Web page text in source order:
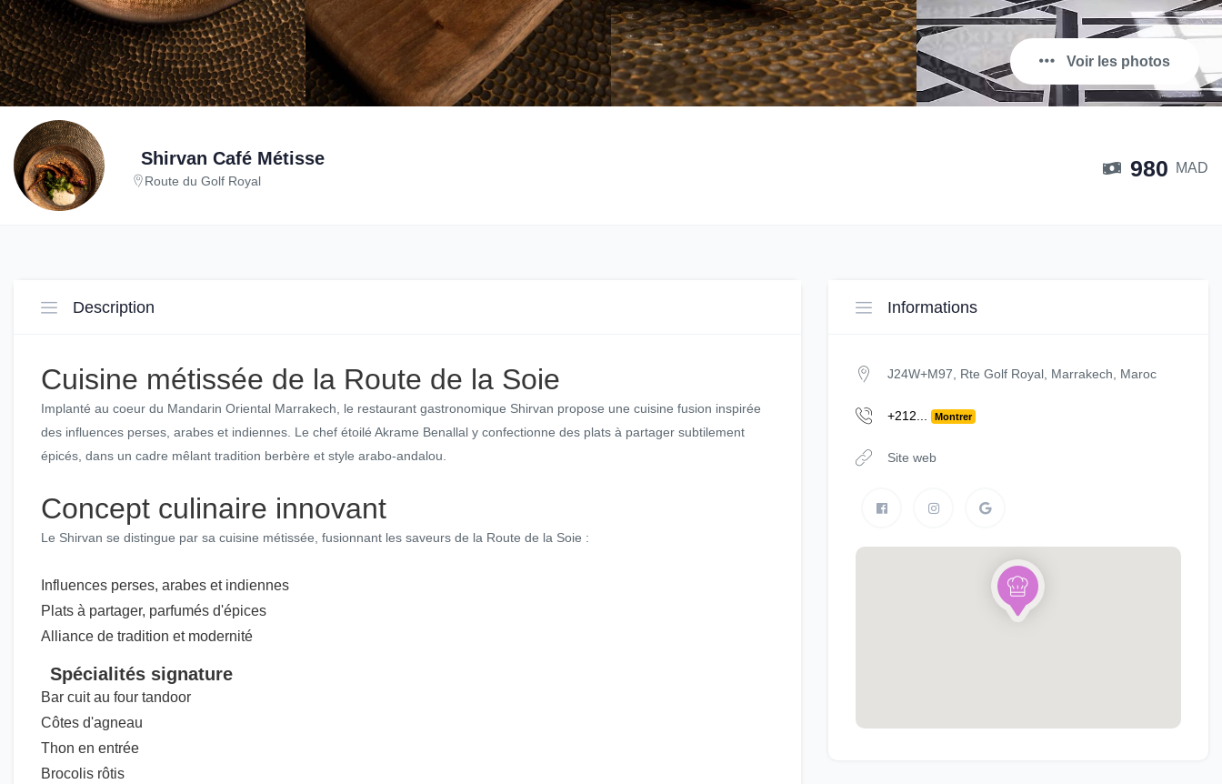
Voir les photos
Shirvan Café Métisse
Route du Golf Royal 980 MAD
Description
Cuisine métissée de la Route de la Soie
Implanté au coeur du Mandarin Oriental Marrakech, le restaurant gastronomique Shirvan propose une cuisine fusion inspirée
des influences perses, arabes et indiennes. Le chef étoilé Akrame Benallal y confectionne des plats à partager subtilement
épicés, dans un cadre mêlant tradition berbère et style arabo-andalou.
Concept culinaire innovant
Le Shirvan se distingue par sa cuisine métissée, fusionnant les saveurs de la Route de la Soie :
Influences perses, arabes et indiennes
Plats à partager, parfumés d'épices
Alliance de tradition et modernité
Spécialités signature
Bar cuit au four tandoor
Côtes d'agneau
Thon en entrée
Brocolis rôtis
Informations
J24W+M97, Rte Golf Royal, Marrakech, Maroc
+212... Montrer
Site web